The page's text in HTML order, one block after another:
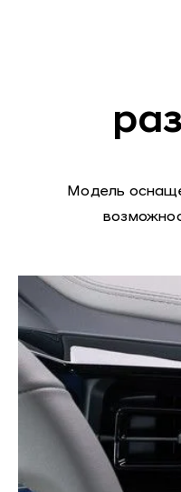
Модель